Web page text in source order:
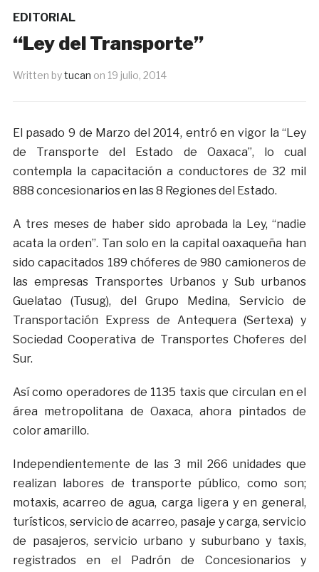
EDITORIAL
“Ley del Transporte”
Written bytucan on 19 julio, 2014
El pasado 9 de Marzo del 2014, entró en vigor la “Ley
de Transporte del Estado de Oaxaca”, lo cual
contempla la capacitación a conductores de 32 mil
888 concesionarios en las 8 Regiones del Estado.
A tres meses de haber sido aprobada la Ley, “nadie
acata la orden”. Tan solo en la capital oaxaqueña han
sido capacitados 189 chóferes de 980 camioneros de
las empresas Transportes Urbanos y Sub urbanos
Guelatao (Tusug), del Grupo Medina, Servicio de
Transportación Express de Antequera (Sertexa) y
Sociedad Cooperativa de Transportes Choferes del
Sur.
Así como operadores de 1135 taxis que circulan en el
área metropolitana de Oaxaca, ahora pintados de
color amarillo.
Independientemente de las 3 mil 266 unidades que
realizan labores de transporte público, como son;
motaxis, acarreo de agua, carga ligera y en general,
turísticos, servicio de acarreo, pasaje y carga, servicio
de pasajeros, servicio urbano y suburbano y taxis,
registrados en el Padrón de Concesionarios y